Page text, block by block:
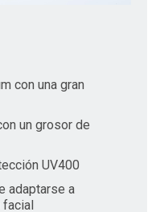
con una gran
un grosor de
UV400
adaptarse a
facial